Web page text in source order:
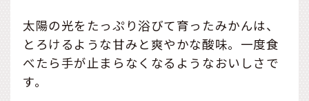
太陽の光をたっぷり浴びて育ったみかんは、
とろけるような甘みと爽やかな酸味。一度食
べたら手が止まらなくなるようなおいしさで
す。